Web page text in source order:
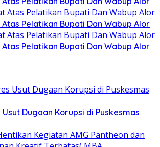
Pelatikan Bupati Dan Wabup Alor
Pelatikan Bupati Dan Wabup Alor
Usut Dugaan Korupsi di Puskesmas